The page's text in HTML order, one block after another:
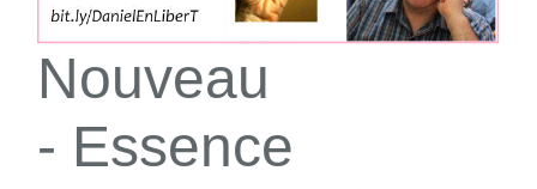
Nouveau
- Essence